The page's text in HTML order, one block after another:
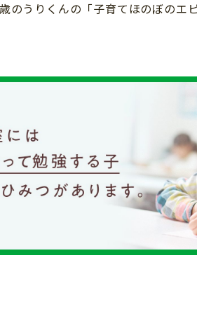
のうりくんの「子育てほのぼのエ